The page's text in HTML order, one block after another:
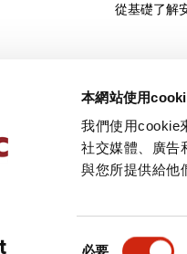
本網站使用
我們使用cookie
社交媒體、廣告
與您所提供給他
必要
從基礎了解
訂閱
隱私權政策使用條款